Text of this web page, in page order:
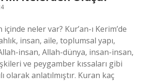
içinde neler var? Kur’an-ı Kerim’de
insan, aile, toplumsal yapı,
insan, Allah-dünya, insan-insan,
ve peygamber kıssaları gibi
olarak anlatılmıştır. Kuran kaç